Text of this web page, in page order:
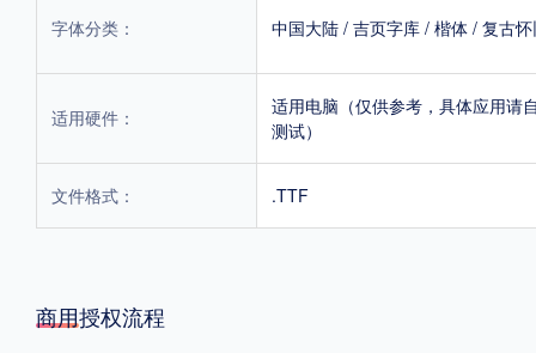
字体分类： 中国大陆 / 吉页字库 / 楷体 / 复古
适用硬件：
适用电脑（仅供参考，具体应用请
测试）
文件格式： .TTF
商用授权流程